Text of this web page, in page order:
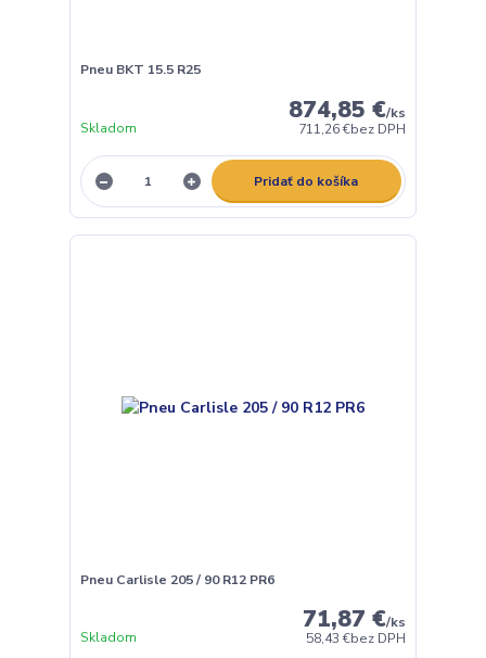
Pneu BKT 15.5 R25
874,85 €/ks
711,26 €bez DPH
Skladom
Pridať do košíka
Pneu Carlisle 205 / 90 R12 PR6
71,87 €/ks
58,43 €bez DPH
Skladom